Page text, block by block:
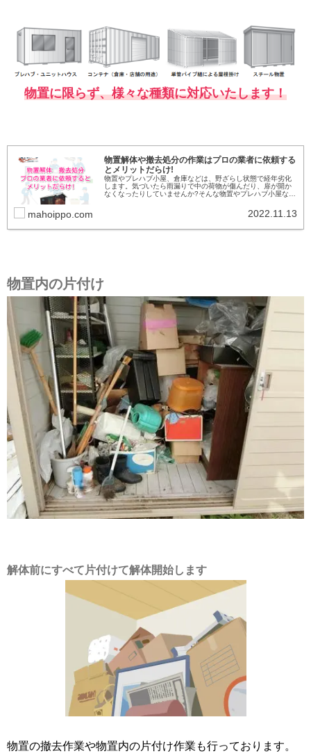
物置に限らず、様々な種類に対応いたします！
物置解体や撤去処分の作業はプロの業者に依頼する
とメリットだらけ!
物置やプレハブ小屋、倉庫などは、野ざらし状態で経年劣化
します。気づいたら雨漏りで中の荷物が傷んだり、扉が開か
なくなったりしていませんか?そんな物置やプレハブ小屋な
mahoippo.com 2022.11.13
物置内の片付け
解体前にすべて片付けて解体開始します
物置の撤去作業や物置内の片付け作業も行っております。